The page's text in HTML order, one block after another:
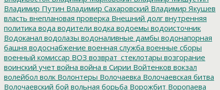
Владимир Путин Владимир Сахаровский Владимир Якушев
власть внеплановая проверка Внешний долг внутренняя
политика вода водители водка водоемы водоисточник
Водоканал водолазы водоналивные дамбы водонапорная
башня водоснабжение военная служба военные сборы
военный комиссар ВОЗ возврат_стеклотары возгорание
воинский учет война война в Сирии Войтенков вокзал
волейбол волк Волонтеры Волочаевка Волочаевская битва
Волочаевский бой вольная борьба Ворожбит Воропаева